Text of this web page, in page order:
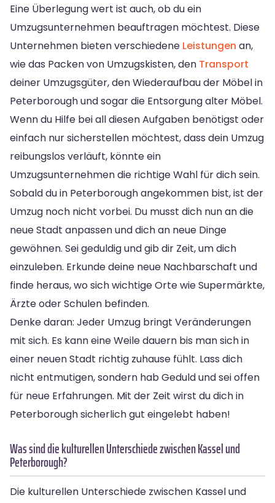
Eine Überlegung wert ist auch, ob du ein
Umzugsunternehmen beauftragen möchtest. Diese
Unternehmen bieten verschiedene Leistungen an,
wie das Packen von Umzugskisten, den Transport
deiner Umzugsgüter, den Wiederaufbau der Möbel in
Peterborough und sogar die Entsorgung alter Möbel.
Wenn du Hilfe bei all diesen Aufgaben benötigst oder
einfach nur sicherstellen möchtest, dass dein Umzug
reibungslos verläuft, könnte ein
Umzugsunternehmen die richtige Wahl für dich sein.
Sobald du in Peterborough angekommen bist, ist der
Umzug noch nicht vorbei. Du musst dich nun an die
neue Stadt anpassen und dich an neue Dinge
gewöhnen. Sei geduldig und gib dir Zeit, um dich
einzuleben. Erkunde deine neue Nachbarschaft und
finde heraus, wo sich wichtige Orte wie Supermärkte,
Ärzte oder Schulen befinden.
Denke daran: Jeder Umzug bringt Veränderungen
mit sich. Es kann eine Weile dauern bis man sich in
einer neuen Stadt richtig zuhause fühlt. Lass dich
nicht entmutigen, sondern hab Geduld und sei offen
für neue Erfahrungen. Mit der Zeit wirst du dich in
Peterborough sicherlich gut eingelebt haben!
Was sind die kulturellen Unterschiede zwischen Kassel und
Peterborough?
Die kulturellen Unterschiede zwischen Kassel und